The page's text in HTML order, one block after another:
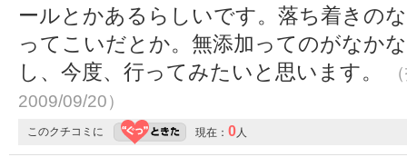
ールとかあるらしいです。落ち着きの
ってこいだとか。無添加ってのがなか
し、今度、行ってみたいと思います。
2009/09/20）
このクチコミに 現在： 0人